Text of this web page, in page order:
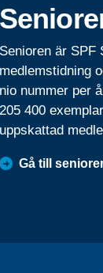
Senioren är SPF
medlemstidning
nio nummer per
205 400
uppskattad
Gå till